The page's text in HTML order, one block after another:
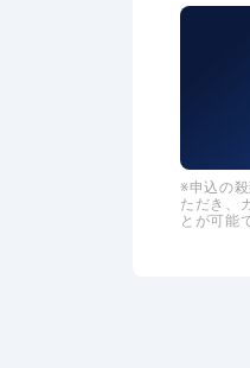
申込の
ただき、
とが可能